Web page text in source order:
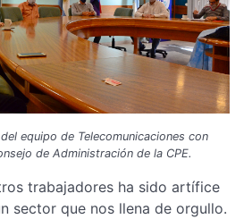
equipo de Telecomunicaciones con
de Administración de la CPE.
trabajadores ha sido artífice
sector que nos llena de orgullo.